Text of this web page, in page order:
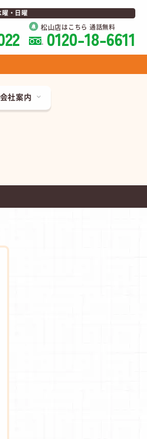
・日曜
松山店はこちら 通話無料
0120-18-6611
会社案内